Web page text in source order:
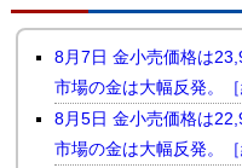
8月7日 金小売価格は
市場の金は大幅反発。［
8月5日 金小売価格は
市場の金は大幅反発。［